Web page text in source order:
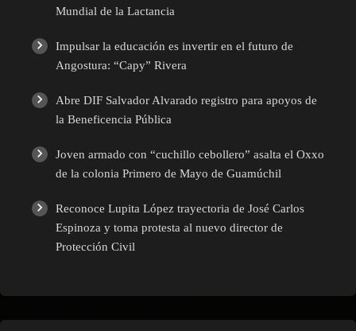
Mundial de la Lactancia
Impulsar la educación es invertir en el futuro de
Angostura: “Capy” Rivera
Abre DIF Salvador Alvarado registro para apoyos de
la Beneficencia Pública
Joven armado con “cuchillo cebollero” asalta el Oxxo
de la colonia Primero de Mayo de Guamúchil
Reconoce Lupita López trayectoria de José Carlos
Espinoza y toma protesta al nuevo director de
Protección Civil